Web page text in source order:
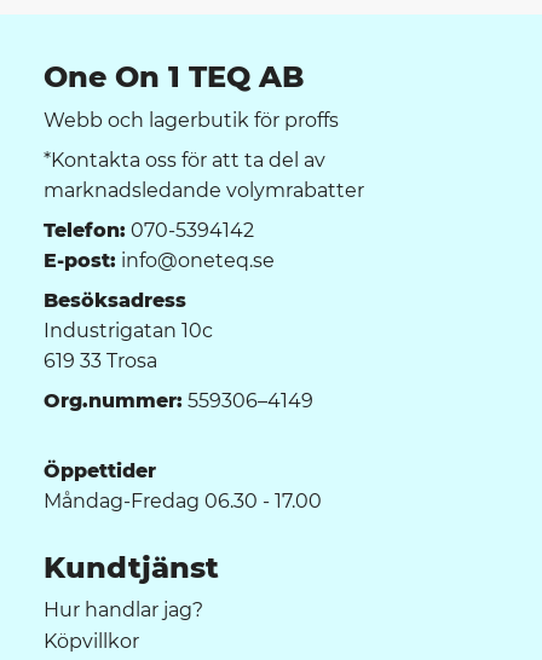
One On 1 TEQ AB
Webb och lagerbutik för proffs
*Kontakta oss för att ta del av
marknadsledande volymrabatter
Telefon: 070-5394142
E-post: info@oneteq.se
Besöksadress
Industrigatan 10c
619 33 Trosa
Org.nummer: 559306–4149
Öppettider
Måndag-Fredag 06.30 - 17.00
Kundtjänst
Hur handlar jag?
Köpvillkor